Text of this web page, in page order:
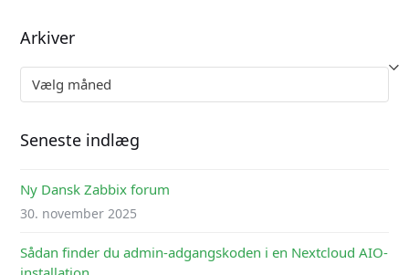
Arkiver
Arkiver
Seneste indlæg
Ny Dansk Zabbix forum
30. november 2025
Sådan finder du admin-adgangskoden i en Nextcloud AIO-